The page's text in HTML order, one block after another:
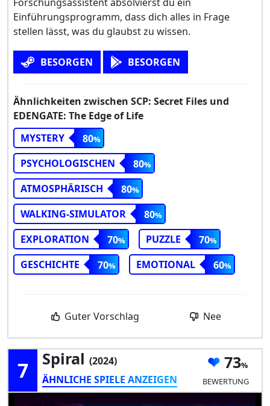
Einführungsprogramm, dass dich alles in Frage
stellen lässt, was du glaubst zu wissen.
BESORGEN BESORGEN
Ähnlichkeiten zwischen SCP: Secret Files und
EDENGATE: The Edge of Life
MYSTERY
80
PSYCHOLOGISCHEN
80
ATMOSPHÄRISCH
80
WALKING-SIMULATOR
80
EXPLORATION
70 PUZZLE
70
GESCHICHTE
70 EMOTIONAL 60
Guter Vorschlag Nee
7 Spiral (2024)
ÄHNLICHE SPIELE ANZEIGEN
73
BEWERTUNG